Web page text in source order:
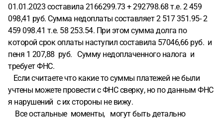
01.01.2023 составила 2166299.73 + 292798.68 т.е. 2 459
098,41 руб. Сумма недоплаты составляет 2 517 351.95- 2
459 098.41 т.е. 58 253.54. При этом сумма долга по
которой срок оплаты наступил составила 57046,66 руб. и
пеня 1 207,88 руб. Сумму недоплаченного налога и
требует ФНС.
Если считаете что какие то суммы платежей не были
учтены можете провести с ФНС сверку, но по данным ФНС
я нарушений с их стороны не вижу.
Все остальные моменты, могут быть детально